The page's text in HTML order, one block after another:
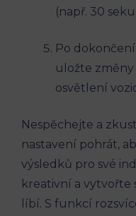
(např. 30
Po
uložte
osvětlení
Nespěchejte a
nastavení pohrát,
výsledků pro své
kreativní a vytvořte
líbí. S funkcí